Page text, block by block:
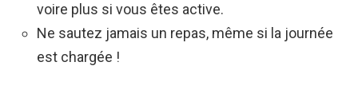
voire plus si vous êtes active.
Ne sautez jamais un repas, même si la journée
est chargée !